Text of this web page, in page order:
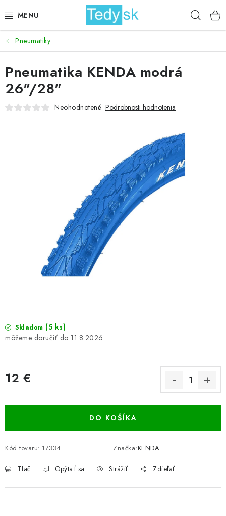
na
BICYKLE
ZÁHRADA
DOMÁCNOSŤ
GALÉRIA OD ZÁKAZNÍKOV
KONTAKT
Kontakt
Pneumatiky
Skladom (5 ks)
11.8.2026
12 €
DO KOŠÍKA
Kód tovaru: 17334 Značka:KENDA
Tlač Opýtať sa Strážiť Zdieľať
Pneumatika KENDA modrá
26"/28"
Neohodnotené Podrobnosti hodnotenia